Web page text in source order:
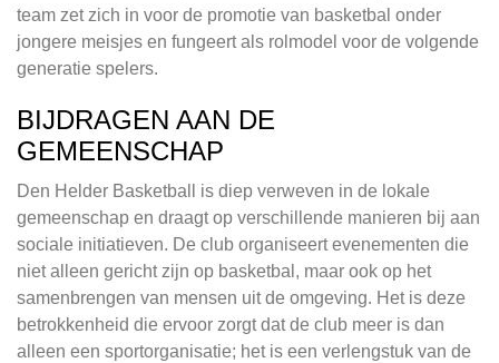
team zet zich in voor de promotie van basketbal onder
jongere meisjes en fungeert als rolmodel voor de volgende
generatie spelers.
BIJDRAGEN AAN DE
GEMEENSCHAP
Den Helder Basketball is diep verweven in de lokale
gemeenschap en draagt op verschillende manieren bij aan
sociale initiatieven. De club organiseert evenementen die
niet alleen gericht zijn op basketbal, maar ook op het
samenbrengen van mensen uit de omgeving. Het is deze
betrokkenheid die ervoor zorgt dat de club meer is dan
alleen een sportorganisatie; het is een verlengstuk van de